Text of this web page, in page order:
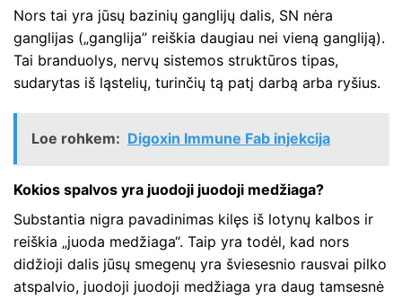
Nors tai yra jūsų bazinių ganglijų dalis, SN nėra
ganglijas („ganglija” reiškia daugiau nei vieną gangliją).
Tai branduolys, nervų sistemos struktūros tipas,
sudarytas iš ląstelių, turinčių tą patį darbą arba ryšius.
Loe rohkem: Digoxin Immune Fab injekcija
Kokios spalvos yra juodoji juodoji medžiaga?
Substantia nigra pavadinimas kilęs iš lotynų kalbos ir
reiškia „juoda medžiaga“. Taip yra todėl, kad nors
didžioji dalis jūsų smegenų yra šviesesnio rausvai pilko
atspalvio, juodoji juodoji medžiaga yra daug tamsesnė